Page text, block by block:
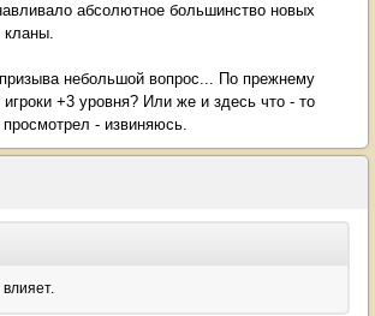
абсолютное большинство новых
кланы.
небольшой вопрос... По прежнему
игроки +3 уровня? Или же и здесь что - то
- извиняюсь.